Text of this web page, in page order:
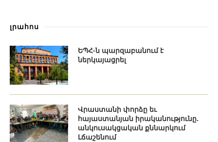
լրահոս
ԵՊՀ-ն պարզաբանում է
ներկայացրել
Վրաստանի փորձը եւ
հայաստանյան իրականությունը.
անկուսակցական քննարկում
Լճաշենում